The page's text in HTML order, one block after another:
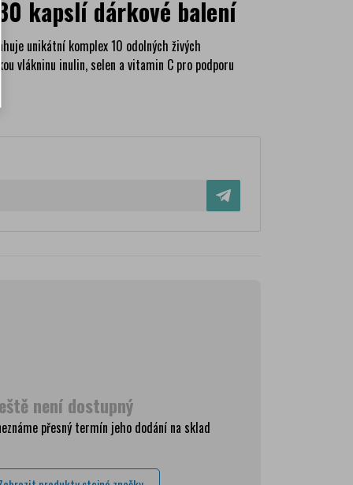
kapslí dárkové balení
unikátní komplex 10 odolných živých
vlákninu inulin, selen a vitamin C pro podporu
není dostupný
přesný termín jeho dodání na sklad